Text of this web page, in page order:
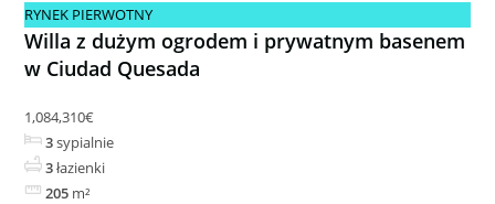
RYNEK PIERWOTNY
Willa z dużym ogrodem i prywatnym basenem
w Ciudad Quesada
1,084,310€
3sypialnie
3łazienki
205 m²